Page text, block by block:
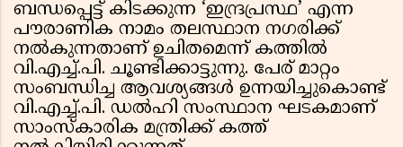
ബന്ധപ്പെട്ട് കിടക്കുന്ന ‘ഇന്ദ്രപ്രസ്ഥ’ എന്ന
പൗരാണിക നാമം തലസ്ഥാന നഗരിക്ക്
നൽകുന്നതാണ് ഉചിതമെന്ന് കത്തിൽ
വി.എച്ച്.പി. ചൂണ്ടിക്കാട്ടുന്നു. പേര് മാറ്റം
സംബന്ധിച്ച ആവശ്യങ്ങൾ ഉന്നയിച്ചുകൊണ്ട്
വി.എച്ച്.പി. ഡൽഹി സംസ്ഥാന ഘടകമാണ്
സാംസ്കാരിക മന്ത്രിക്ക് കത്ത്